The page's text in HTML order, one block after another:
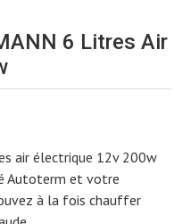
6 Litres Air
air électrique 12v 200w
Autoterm et votre
à la fois chauffer